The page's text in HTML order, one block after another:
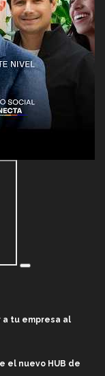
a tu empresa al
el nuevo HUB de